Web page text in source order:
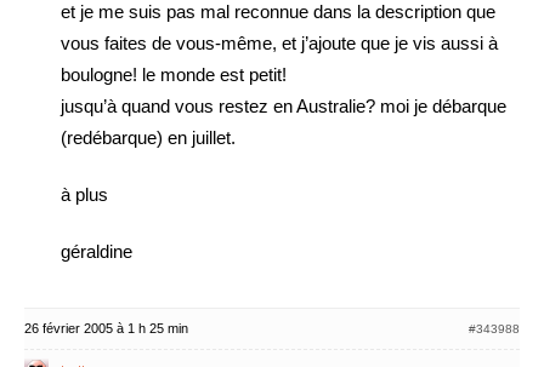
et je me suis pas mal reconnue dans la description que
vous faites de vous-même, et j’ajoute que je vis aussi à
boulogne! le monde est petit!
jusqu’à quand vous restez en Australie? moi je débarque
(redébarque) en juillet.
à plus
géraldine
26 février 2005 à 1 h 25 min #343988